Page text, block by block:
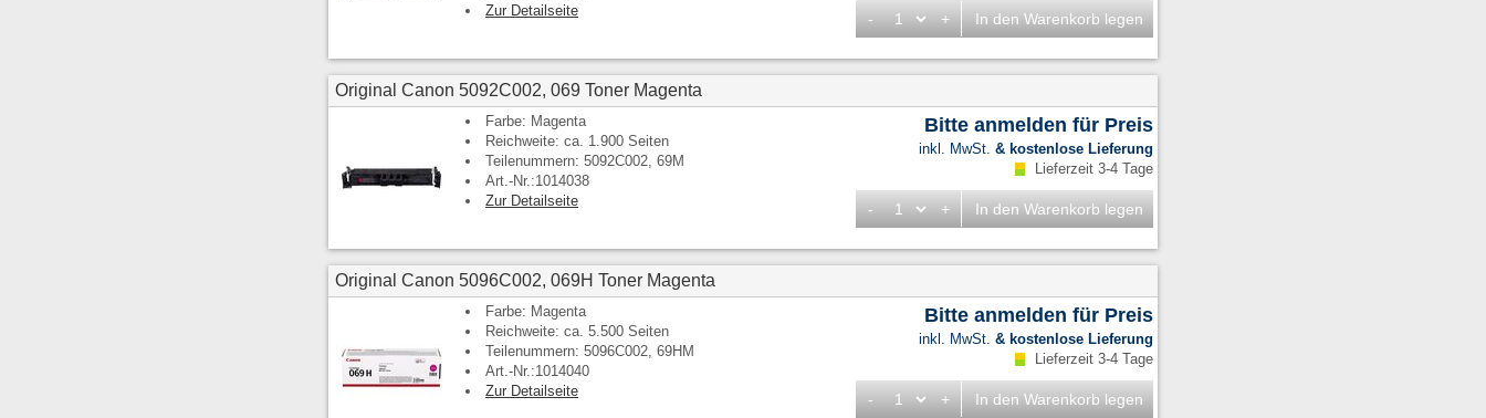
Zur Detailseite
- + In den Warenkorb legen
Original Canon 5092C002, 069 Toner Magenta
Farbe: Magenta
Reichweite: ca. 1.900 Seiten
Teilenummern: 5092C002, 69M
Art.-Nr.:1014038
Zur Detailseite
Bitte anmelden für Preis
inkl. MwSt. & kostenlose Lieferung
Lieferzeit 3-4 Tage
- + In den Warenkorb legen
Original Canon 5096C002, 069H Toner Magenta
Farbe: Magenta
Reichweite: ca. 5.500 Seiten
Teilenummern: 5096C002, 69HM
Art.-Nr.:1014040
Zur Detailseite
Bitte anmelden für Preis
inkl. MwSt. & kostenlose Lieferung
Lieferzeit 3-4 Tage
- + In den Warenkorb legen